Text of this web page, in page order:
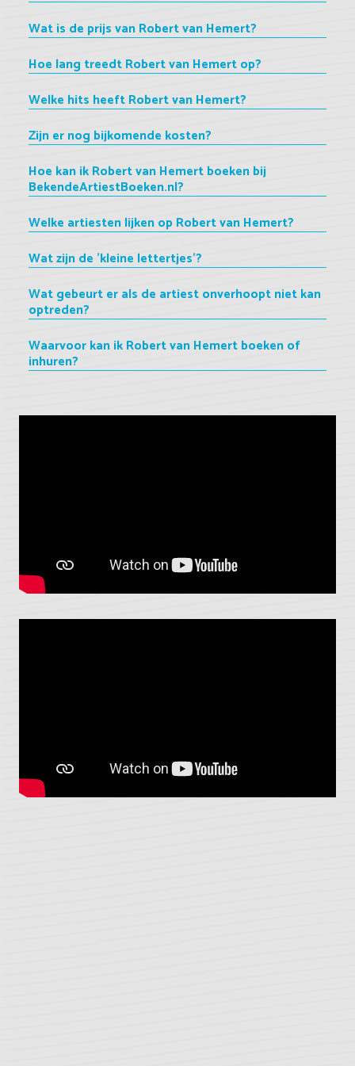
Wat is de prijs van Robert van Hemert?
Hoe lang treedt Robert van Hemert op?
Welke hits heeft Robert van Hemert?
Zijn er nog bijkomende kosten?
Hoe kan ik Robert van Hemert boeken bij
BekendeArtiestBoeken.nl?
Welke artiesten lijken op Robert van Hemert?
Wat zijn de 'kleine lettertjes'?
Wat gebeurt er als de artiest onverhoopt niet kan
optreden?
Waarvoor kan ik Robert van Hemert boeken of
inhuren?